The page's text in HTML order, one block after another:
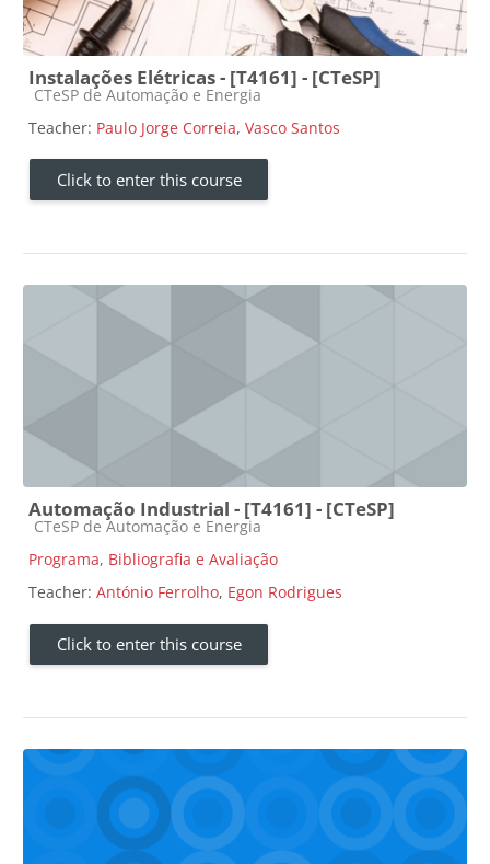
Instalações Elétricas - [T4161] - [CTeSP]
Course category
CTeSP de Automação e Energia
Teacher: Paulo Jorge Correia, Vasco Santos
Click to enter this course
Automação Industrial - [T4161] - [CTeSP]
Course category
CTeSP de Automação e Energia
Programa, Bibliografia e Avaliação
Teacher: António Ferrolho, Egon Rodrigues
Click to enter this course